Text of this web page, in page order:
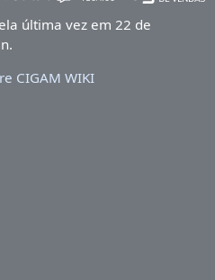
última vez em 22 de
CIGAM WIKI